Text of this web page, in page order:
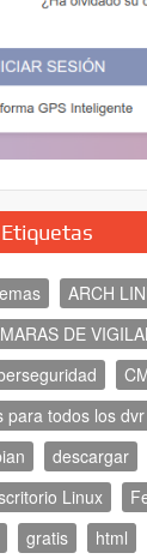
Etiquetas
ARCH
DE
para todos los dvr
descargar
Linux
gratis
html